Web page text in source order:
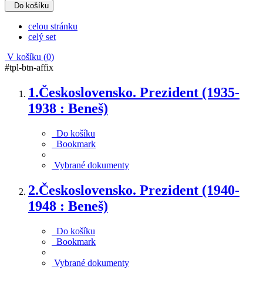
Do košíku
celou stránku
celý set
V košíku (0)
#tpl-btn-affix
1.Československo. Prezident (1935-
1938 : Beneš)
Do košíku
Bookmark
Vybrané dokumenty
2.Československo. Prezident (1940-
1948 : Beneš)
Do košíku
Bookmark
Vybrané dokumenty